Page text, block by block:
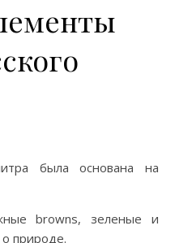
была основана на
browns, зеленые и
природе.